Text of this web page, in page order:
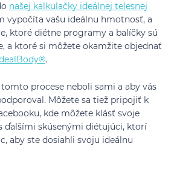
našej kalkulačky ideálnej telesnej
vypočíta vašu ideálnu hmotnosť, a
ktoré diétne programy a balíčky sú
a ktoré si môžete okamžite objednať
.
procese neboli sami a aby vás
Môžete sa tiež pripojiť k
kde môžete klásť svoje
ďalšími skúsenými diétujúci, ktorí
aby ste dosiahli svoju ideálnu